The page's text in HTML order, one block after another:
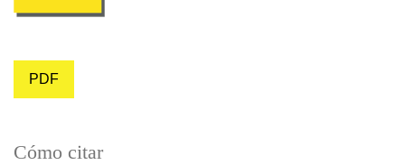
PDF
Cómo citar